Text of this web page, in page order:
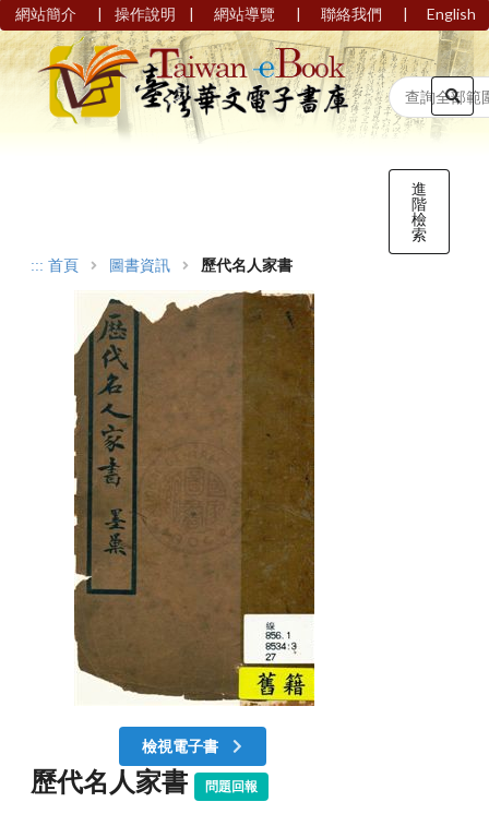
網站簡介 | 操作說明 | 網站導覽 | 聯絡我們 | English
進
階
檢
索
::: 首頁 圖書資訊 歷代名人家書
檢視電子書
歷代名人家書 問題回報